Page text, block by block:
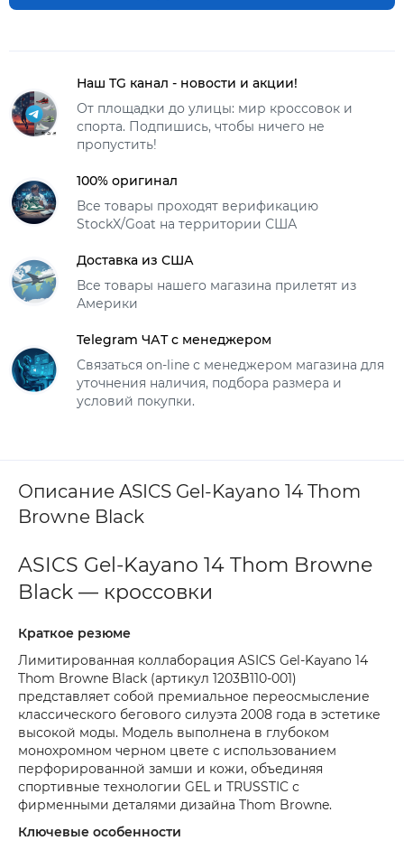
Наш TG канал - новости и акции!
От площадки до улицы: мир кроссовок и
спорта. Подпишись, чтобы ничего не
пропустить!
100% оригинал
Все товары проходят верификацию
StockX/Goat на территории США
Доставка из США
Все товары нашего магазина прилетят из
Америки
Telegram ЧАТ с менеджером
Связаться on-line с менеджером магазина для
уточнения наличия, подбора размера и
условий покупки.
Описание ASICS Gel-Kayano 14 Thom
Browne Black
ASICS Gel-Kayano 14 Thom Browne
Black — кроссовки
Краткое резюме
Лимитированная коллаборация ASICS Gel-Kayano 14
Thom Browne Black (артикул 1203B110-001)
представляет собой премиальное переосмысление
классического бегового силуэта 2008 года в эстетике
высокой моды. Модель выполнена в глубоком
монохромном черном цвете с использованием
перфорированной замши и кожи, объединяя
спортивные технологии GEL и TRUSSTIC с
фирменными деталями дизайна Thom Browne.
Ключевые особенности